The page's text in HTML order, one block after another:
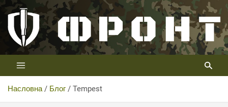
Скип
цонтент
Телевизија ФРОНТ
Први војни канал у Србији
Насловна Блог Tempest